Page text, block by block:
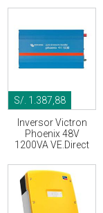
S/. 1.387,88
Inversor Victron
Phoenix 48V
1200VA VE.Direct